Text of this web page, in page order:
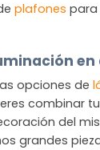
plafones para
en
opciones de
combinar
del
grandes